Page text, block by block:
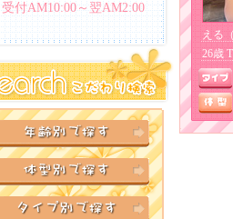
受付AM10:00～翌AM2:00
える
26歳